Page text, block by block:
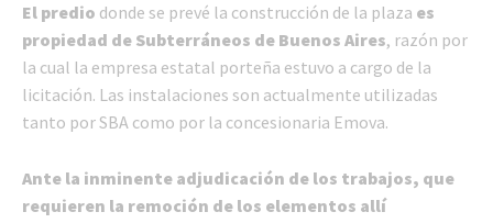
El predio donde se prevé la construcción de la plaza es
propiedad de Subterráneos de Buenos Aires, razón por
la cual la empresa estatal porteña estuvo a cargo de la
licitación. Las instalaciones son actualmente utilizadas
tanto por SBA como por la concesionaria Emova.
Ante la inminente adjudicación de los trabajos, que
requieren la remoción de los elementos allí